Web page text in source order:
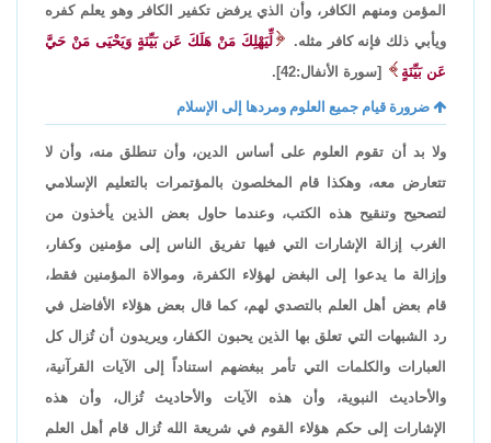
المؤمن ومنهم الكافر، وأن الذي يرفض تكفير الكافر وهو يعلم كفره
ويأبي ذلك فإنه كافر مثله.
لِّيَهْلِكَ مَنْ هَلَكَ عَن بَيِّنَةٍ وَيَحْيَى مَنْ حَيَّ
عَن بَيِّنَةٍ
[سورة الأنفال:42].
ضرورة قيام جميع العلوم ومردها إلى الإسلام
ولا بد أن تقوم العلوم على أساس الدين، وأن تنطلق منه، وأن لا
تتعارض معه، وهكذا قام المخلصون بالمؤتمرات بالتعليم الإسلامي
لتصحيح وتنقيح هذه الكتب، وعندما حاول بعض الذين يأخذون من
الغرب إزالة الإشارات التي فيها تفريق الناس إلى مؤمنين وكفار،
وإزالة ما يدعوا إلى البغض لهؤلاء الكفرة، وموالاة المؤمنين فقط،
قام بعض أهل العلم بالتصدي لهم، كما قال بعض هؤلاء الأفاضل في
رد الشبهات التي تعلق بها الذين يحبون الكفار، ويريدون أن تُزال كل
العبارات والكلمات التي تأمر ببغضهم استناداً إلى الآيات القرآنية،
والأحاديث النبوية، وأن هذه الآيات والأحاديث تُزال، وأن هذه
الإشارات إلى حكم هؤلاء القوم في شريعة الله تُزال قام أهل العلم